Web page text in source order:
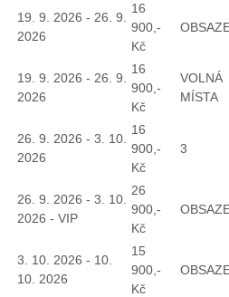
19. 9. 2026 - 26. 9.
2026
16
900,-
Kč
19. 9. 2026 - 26. 9.
2026
16
900,-
Kč
VOLNÁ
MÍSTA
26. 9. 2026 - 3. 10.
2026
16
900,-
Kč
3
26. 9. 2026 - 3. 10.
2026 - VIP
26
900,-
Kč
3. 10. 2026 - 10.
10. 2026
15
900,-
Kč